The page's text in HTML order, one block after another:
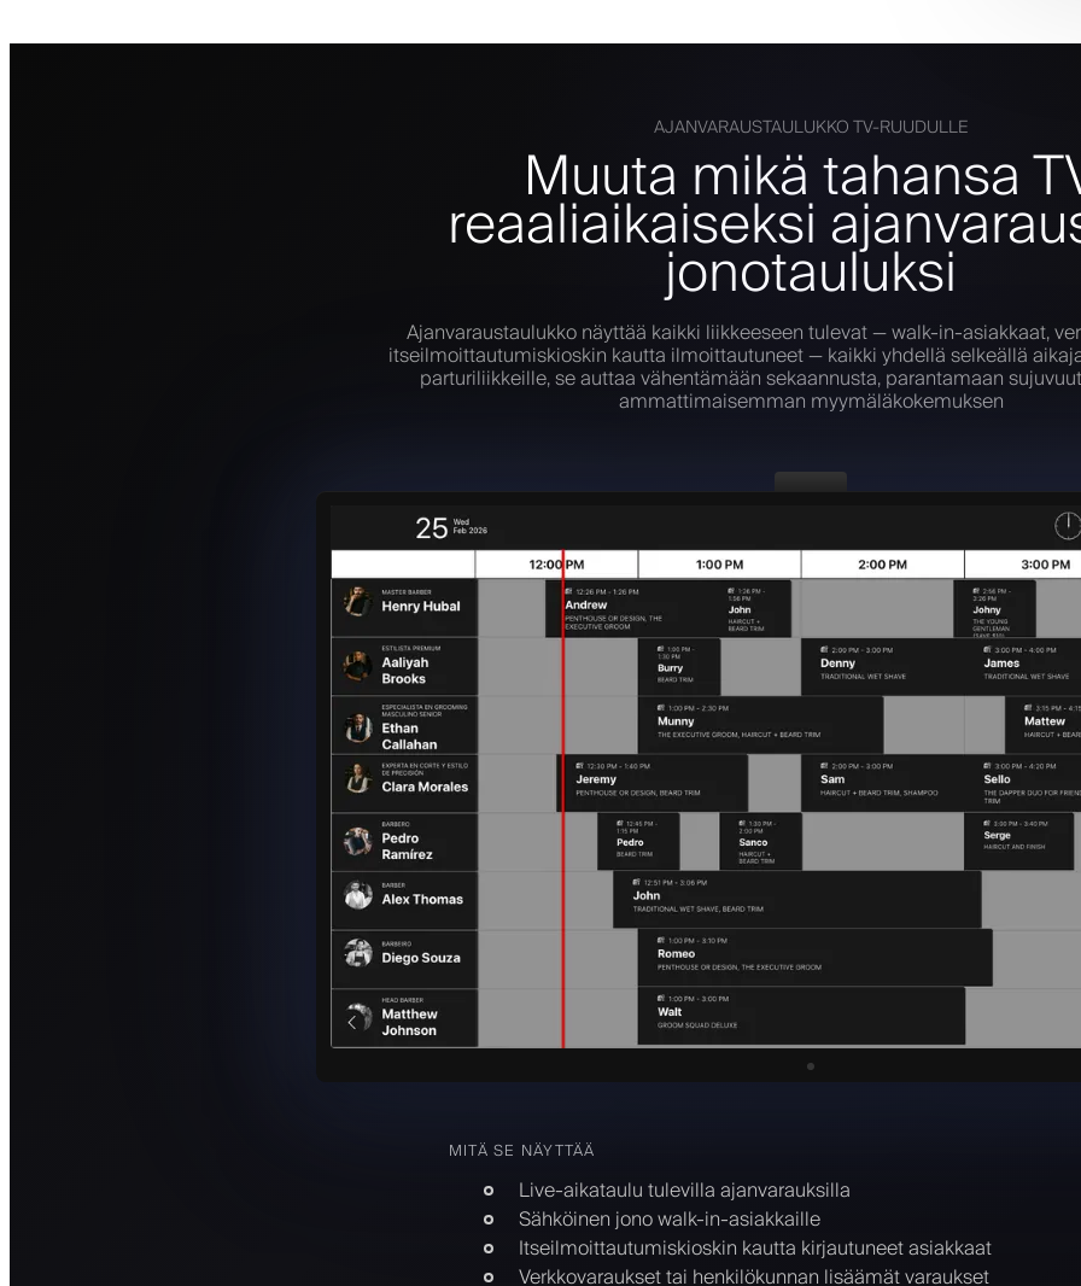
AJANVARAUSTAULUKKO TV-RUUDULLE
Muuta mikä tahansa
reaaliaikaiseksi
jonotauluksi
Ajanvaraustaulukko näyttää kaikki liikkeeseen tulevat — walk-in-asiakkaat,
itseilmoittautumiskioskin kautta ilmoittautuneet — kaikki yhdellä selkeällä
parturiliikkeille, se auttaa vähentämään sekaannusta, parantamaan
ammattimaisemman myymäläkokemuksen
MITÄ SE NÄYTTÄÄ
Live-aikataulu tulevilla ajanvarauksilla
Sähköinen jono walk-in-asiakkaille
Itseilmoittautumiskioskin kautta kirjautuneet asiakkaat
Verkkovaraukset tai henkilökunnan lisäämät varaukset